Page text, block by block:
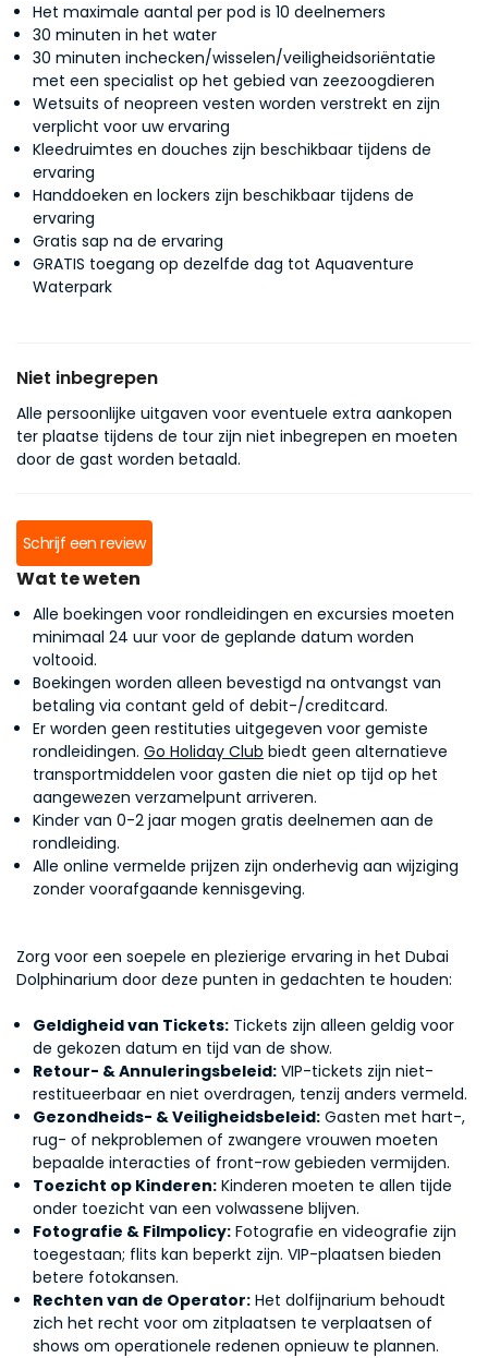
Het maximale aantal per pod is 10 deelnemers
30 minuten in het water
30 minuten inchecken/wisselen/veiligheidsoriëntatie
met een specialist op het gebied van zeezoogdieren
Wetsuits of neopreen vesten worden verstrekt en zijn
verplicht voor uw ervaring
Kleedruimtes en douches zijn beschikbaar tijdens de
ervaring
Handdoeken en lockers zijn beschikbaar tijdens de
ervaring
Gratis sap na de ervaring
GRATIS toegang op dezelfde dag tot Aquaventure
Waterpark
Niet inbegrepen
Alle persoonlijke uitgaven voor eventuele extra aankopen
ter plaatse tijdens de tour zijn niet inbegrepen en moeten
door de gast worden betaald.
Schrijf een review
Wat te weten
Alle boekingen voor rondleidingen en excursies moeten
minimaal 24 uur voor de geplande datum worden
voltooid.
Boekingen worden alleen bevestigd na ontvangst van
betaling via contant geld of debit-/creditcard.
Er worden geen restituties uitgegeven voor gemiste
rondleidingen. Go Holiday Club biedt geen alternatieve
transportmiddelen voor gasten die niet op tijd op het
aangewezen verzamelpunt arriveren.
Kinder van 0-2 jaar mogen gratis deelnemen aan de
rondleiding.
Alle online vermelde prijzen zijn onderhevig aan wijziging
zonder voorafgaande kennisgeving.
Zorg voor een soepele en plezierige ervaring in het Dubai
Dolphinarium door deze punten in gedachten te houden:
Geldigheid van Tickets: Tickets zijn alleen geldig voor
de gekozen datum en tijd van de show.
Retour- & Annuleringsbeleid: VIP-tickets zijn niet-
restitueerbaar en niet overdragen, tenzij anders vermeld.
Gezondheids- & Veiligheidsbeleid: Gasten met hart-,
rug- of nekproblemen of zwangere vrouwen moeten
bepaalde interacties of front-row gebieden vermijden.
Toezicht op Kinderen: Kinderen moeten te allen tijde
onder toezicht van een volwassene blijven.
Fotografie & Filmpolicy: Fotografie en videografie zijn
toegestaan; flits kan beperkt zijn. VIP-plaatsen bieden
betere fotokansen.
Rechten van de Operator: Het dolfijnarium behoudt
zich het recht voor om zitplaatsen te verplaatsen of
shows om operationele redenen opnieuw te plannen.